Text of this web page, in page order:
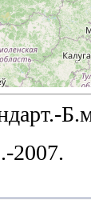
2007.